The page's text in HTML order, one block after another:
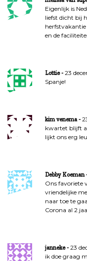
Eigenlijk is
liefst dicht bij
en de
Lottie
23
Spanje!
kim venema
kwartet blijft
lijkt ons erg
Debby Koeman
Ons favoriete
vriendelijke
naar toe te
Corona al 2
janneke
23
ik doe graag